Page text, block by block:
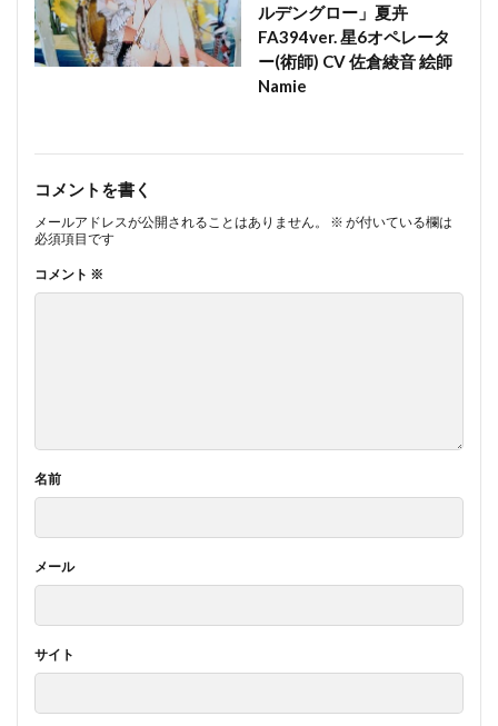
ルデングロー」夏卉
FA394ver. 星6オペレータ
ー(術師) CV 佐倉綾音 絵師
Namie
コメントを書く
メールアドレスが公開されることはありません。 ※ が付いている欄は
必須項目です
コメント ※
名前
メール
サイト